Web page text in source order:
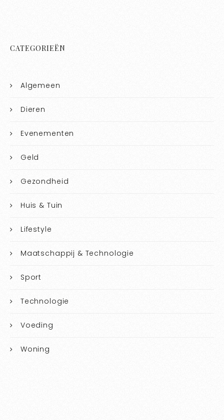
CATEGORIEËN
Algemeen
Dieren
Evenementen
Geld
Gezondheid
Huis & Tuin
Lifestyle
Maatschappij & Technologie
Sport
Technologie
Voeding
Woning